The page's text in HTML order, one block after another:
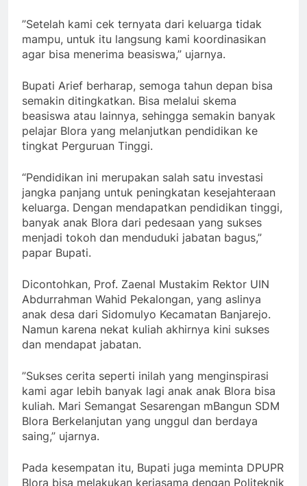
”Setelah kami cek ternyata dari keluarga tidak
mampu, untuk itu langsung kami koordinasikan
agar bisa menerima beasiswa,” ujarnya.
Bupati Arief berharap, semoga tahun depan bisa
semakin ditingkatkan. Bisa melalui skema
beasiswa atau lainnya, sehingga semakin banyak
pelajar Blora yang melanjutkan pendidikan ke
tingkat Perguruan Tinggi.
“Pendidikan ini merupakan salah satu investasi
jangka panjang untuk peningkatan kesejahteraan
keluarga. Dengan mendapatkan pendidikan tinggi,
banyak anak Blora dari pedesaan yang sukses
menjadi tokoh dan menduduki jabatan bagus,”
papar Bupati.
Dicontohkan, Prof. Zaenal Mustakim Rektor UIN
Abdurrahman Wahid Pekalongan, yang aslinya
anak desa dari Sidomulyo Kecamatan Banjarejo.
Namun karena nekat kuliah akhirnya kini sukses
dan mendapat jabatan.
”Sukses cerita seperti inilah yang menginspirasi
kami agar lebih banyak lagi anak anak Blora bisa
kuliah. Mari Semangat Sesarengan mBangun SDM
Blora Berkelanjutan yang unggul dan berdaya
saing,” ujarnya.
Pada kesempatan itu, Bupati juga meminta DPUPR
Blora bisa melakukan kerjasama dengan Politeknik